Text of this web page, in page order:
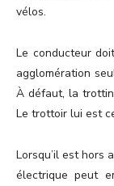
vélos.
Le conducteur
agglomération
À défaut, la
Le trottoir lui est
Lorsqu’il est hors
électrique peut